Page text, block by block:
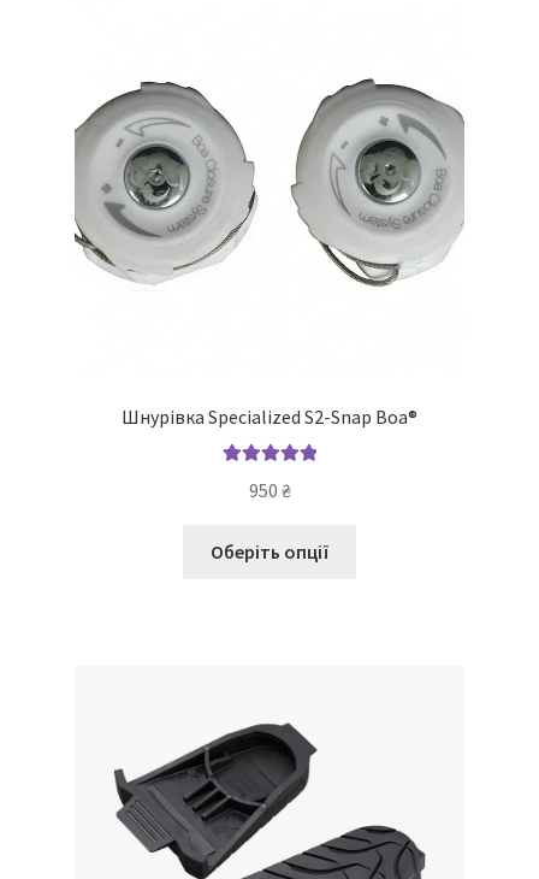
Шнурівка Specialized S2-Snap Boa®
950 ₴
Оберіть опції
товару